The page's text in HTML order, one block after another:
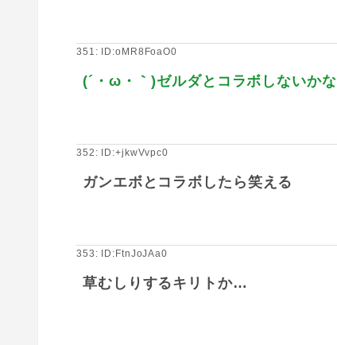
351: ID:oMR8FoaO0
(´・ω・｀)ゼルダとコラボしないかな
352: ID:+jkwVvpc0
ガンエボとコラボしたら笑える
353: ID:FtnJoJAa0
草むしりするキリトか…